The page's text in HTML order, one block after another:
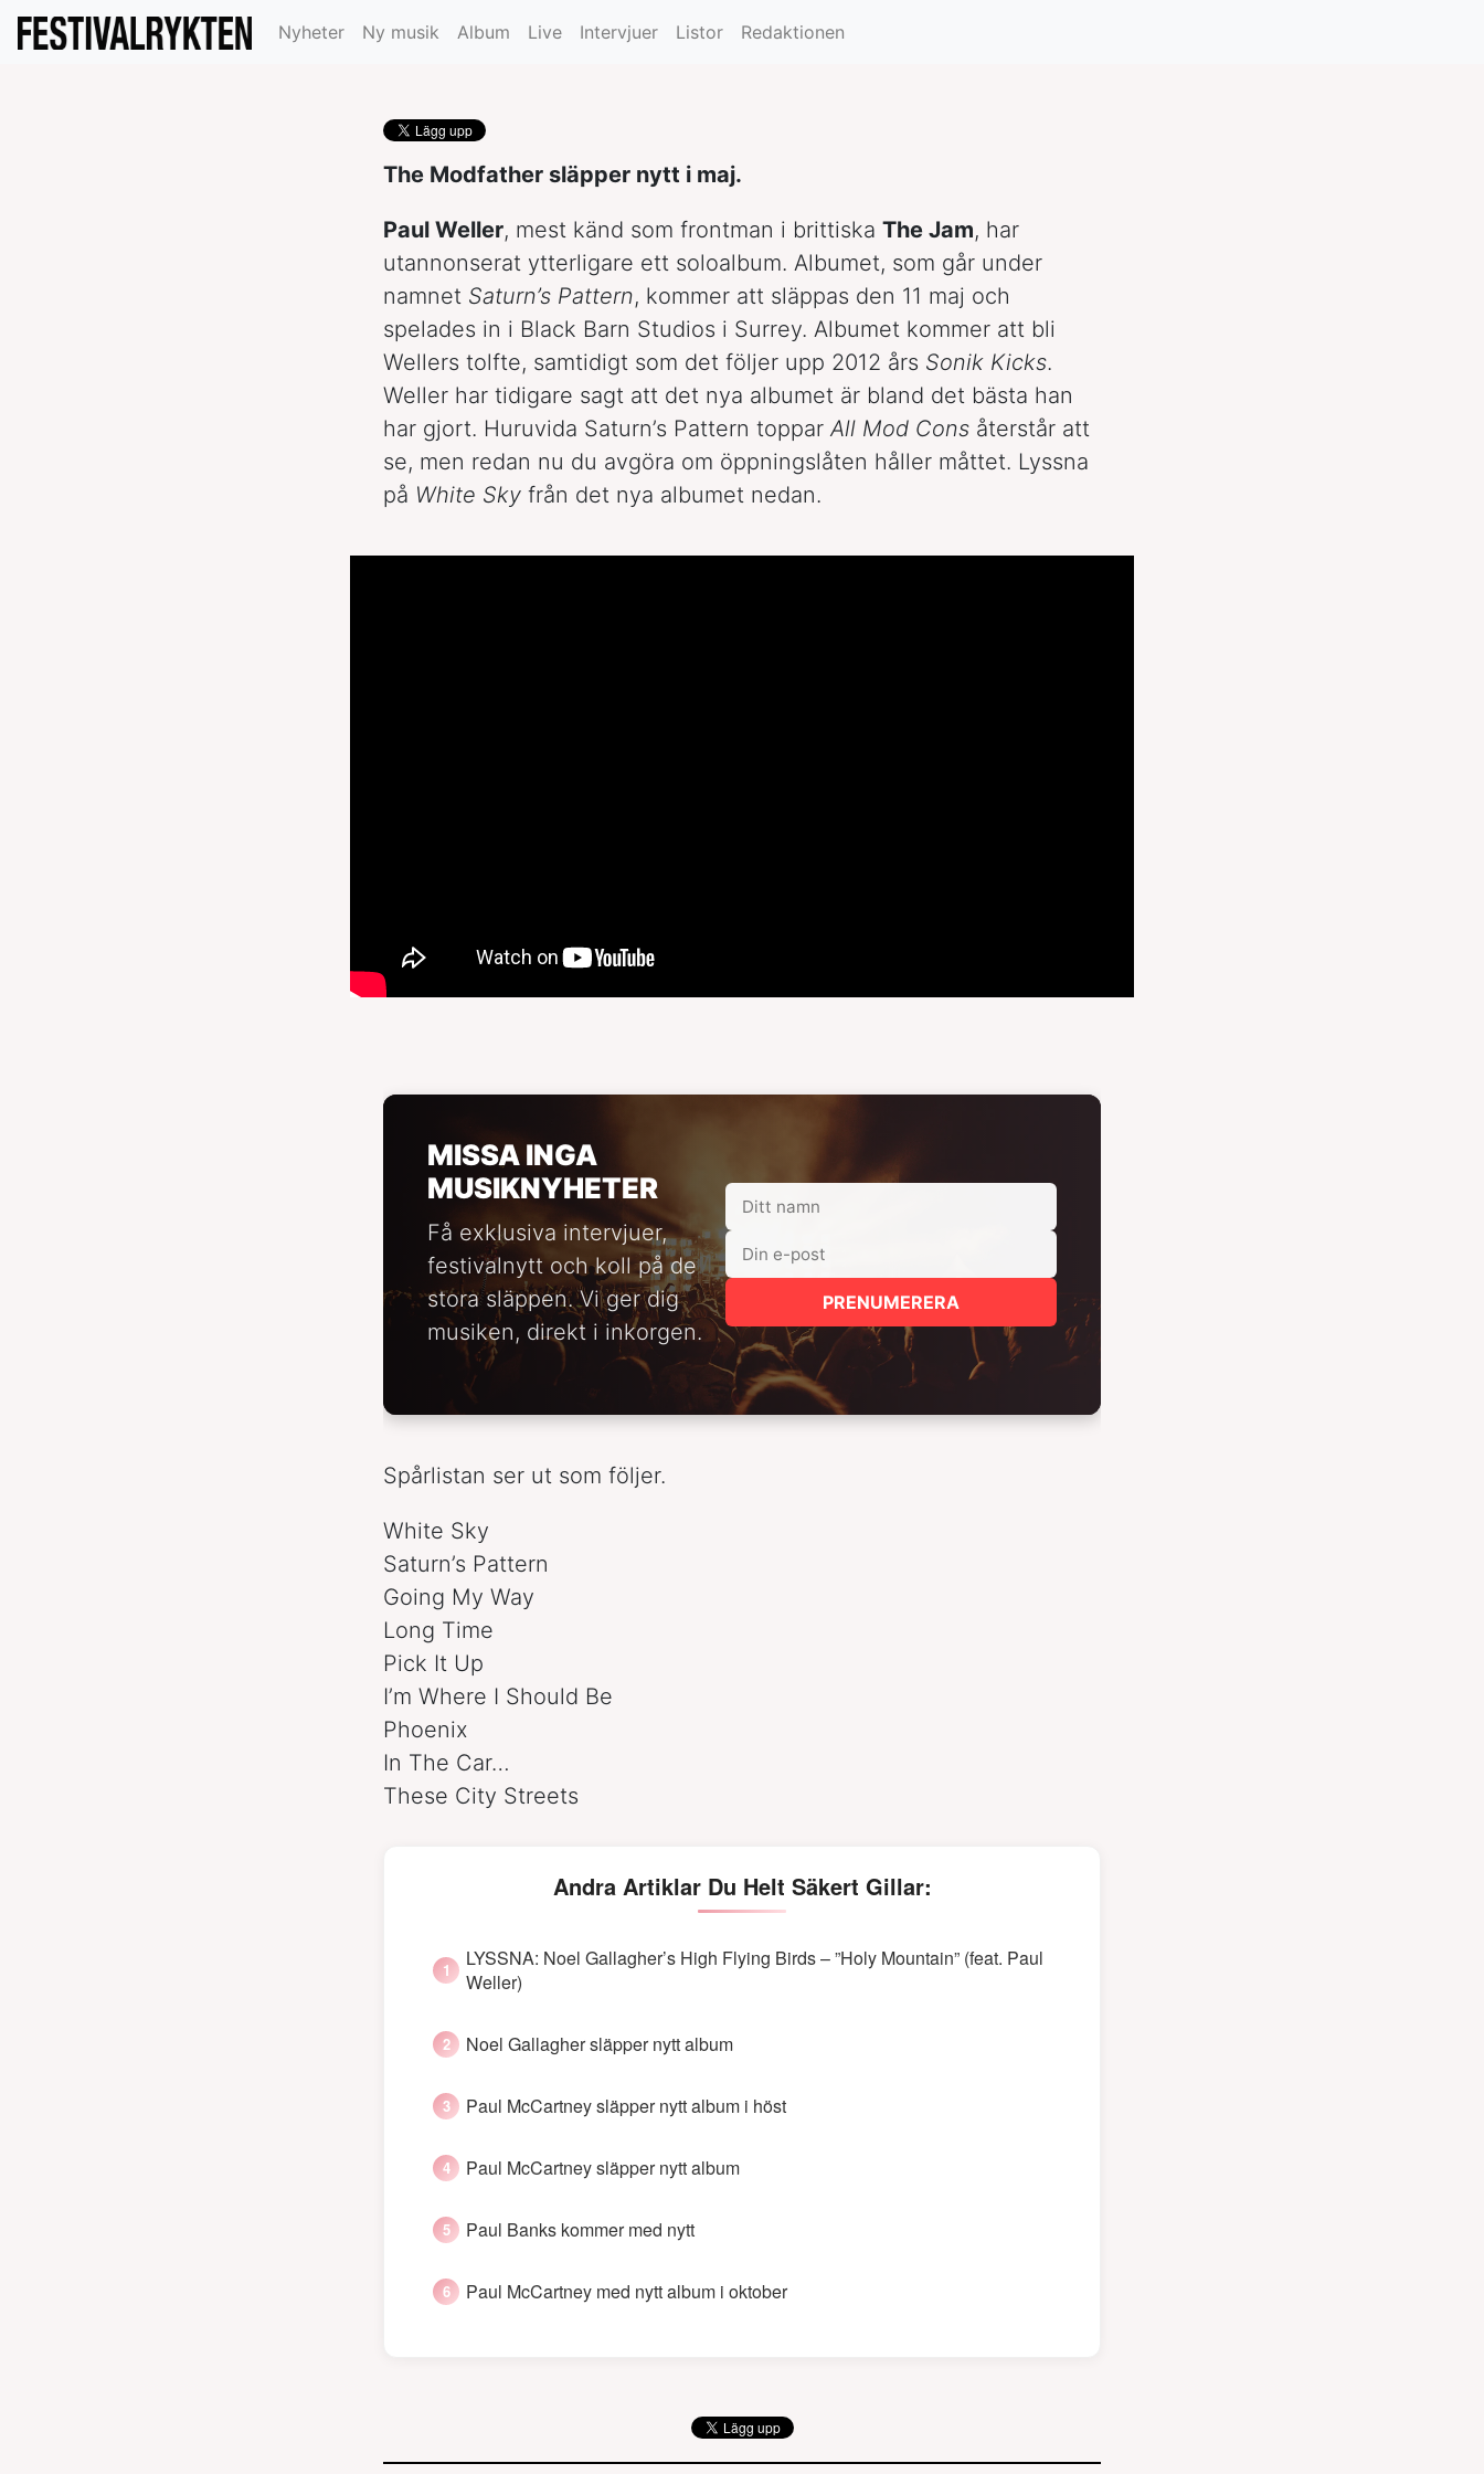
Nyheter Ny musik Album Live Intervjuer Listor Redaktionen
The Modfather släpper nytt i maj.
Paul Weller, mest känd som frontman i brittiska The Jam, har
utannonserat ytterligare ett soloalbum. Albumet, som går under
namnet Saturn’s Pattern, kommer att släppas den 11 maj och
spelades in i Black Barn Studios i Surrey. Albumet kommer att bli
Wellers tolfte, samtidigt som det följer upp 2012 års Sonik Kicks.
Weller har tidigare sagt att det nya albumet är bland det bästa han
har gjort. Huruvida Saturn’s Pattern toppar All Mod Cons återstår att
se, men redan nu du avgöra om öppningslåten håller måttet. Lyssna
på White Sky från det nya albumet nedan.
MISSA INGA
MUSIKNYHETER
Få exklusiva intervjuer,
festivalnytt och koll på de
stora släppen. Vi ger dig
musiken, direkt i inkorgen.
PRENUMERERA
Spårlistan ser ut som följer.
White Sky
Saturn’s Pattern
Going My Way
Long Time
Pick It Up
I’m Where I Should Be
Phoenix
In The Car…
These City Streets
Andra Artiklar Du Helt Säkert Gillar:
LYSSNA: Noel Gallagher’s High Flying Birds – ”Holy Mountain” (feat. Paul
Weller)
Noel Gallagher släpper nytt album
Paul McCartney släpper nytt album i höst
Paul McCartney släpper nytt album
Paul Banks kommer med nytt
Paul McCartney med nytt album i oktober